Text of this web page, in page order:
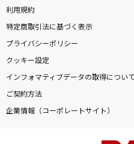
利用規約
特定商取引法に基づく表示
プライバシーポリシー
クッキー設定
インフォマティブデータの取得について
ご契約方法
企業情報（コーポレートサイト）